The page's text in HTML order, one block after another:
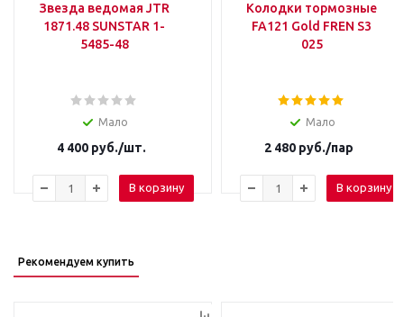
Звезда ведомая JTR
1871.48 SUNSTAR 1-
5485-48
Мало
4 400руб./шт.
В корзину
Колодки тормозные
FA121 Gold FREN S3
025
Мало
2 480руб./пар
В корзину
Рекомендуем купить